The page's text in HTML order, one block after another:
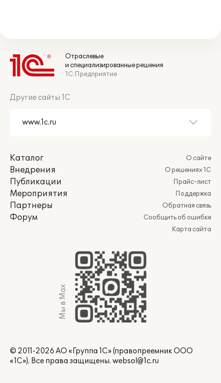
Отраслевые
и специализированные решения
1С:Предприятие
Другие сайты 1С
Каталог
Внедрения
Публикации
Мероприятия
Партнеры
Форум
О сайте
О решениях 1С
Прайс-лист
Поддержка
Обратная связь
Сообщить об ошибке
Карта сайта
Мы в Max
© 2011-2026 АО «Группа 1С» (правопреемник ООО
«1С»). Все права защищены. websol@1c.ru